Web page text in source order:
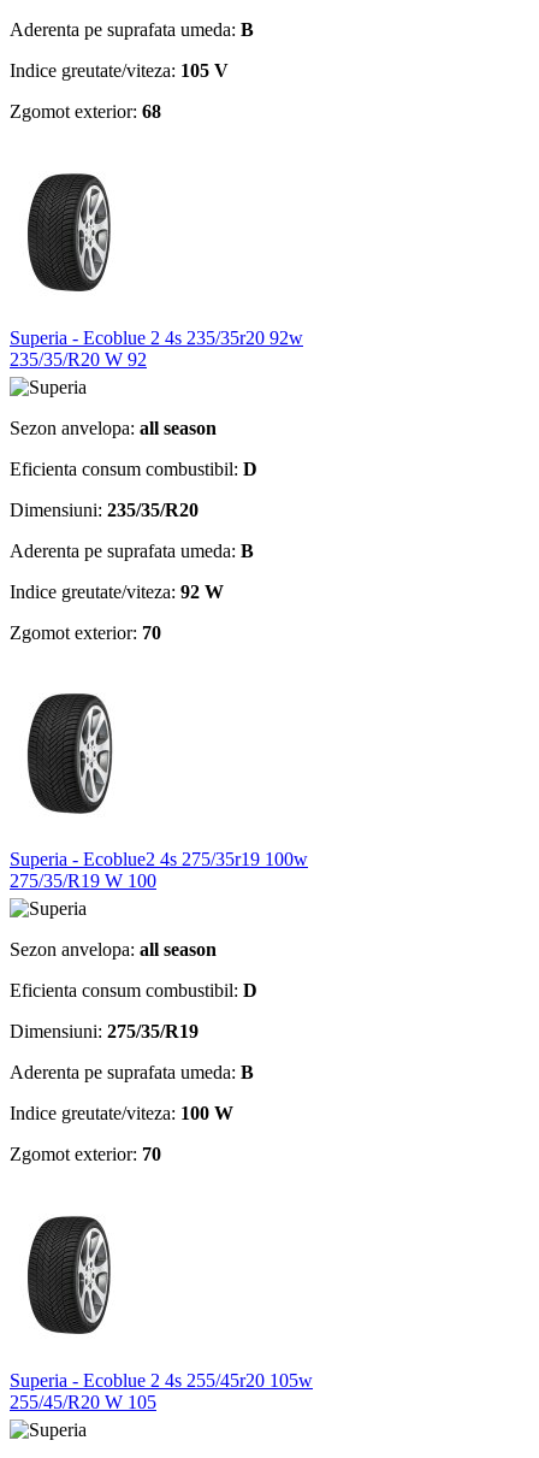
Aderenta pe suprafata umeda: B
Indice greutate/viteza: 105 V
Zgomot exterior: 68
Superia - Ecoblue 2 4s 235/35r20 92w
235/35/R20 W 92
Sezon anvelopa: all season
Eficienta consum combustibil: D
Dimensiuni: 235/35/R20
Aderenta pe suprafata umeda: B
Indice greutate/viteza: 92 W
Zgomot exterior: 70
Superia - Ecoblue2 4s 275/35r19 100w
275/35/R19 W 100
Sezon anvelopa: all season
Eficienta consum combustibil: D
Dimensiuni: 275/35/R19
Aderenta pe suprafata umeda: B
Indice greutate/viteza: 100 W
Zgomot exterior: 70
Superia - Ecoblue 2 4s 255/45r20 105w
255/45/R20 W 105